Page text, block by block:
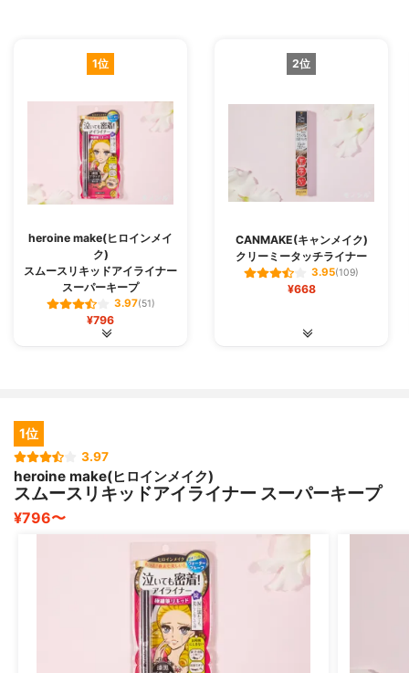
1位
heroine make(ヒロインメイ
ク)
スムースリキッドアイライナー
スーパーキープ
3.97(51)
¥796
2位
CANMAKE(キャンメイク)
クリーミータッチライナー
3.95(109)
¥668
1位
3.97
heroine make(ヒロインメイク)
スムースリキッドアイライナー スーパーキープ
¥796〜